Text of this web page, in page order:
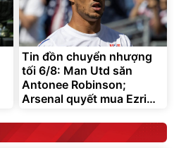
Tin đồn chuyển nhượng
tối 6/8: Man Utd săn
Antonee Robinson;
Arsenal quyết mua Ezri